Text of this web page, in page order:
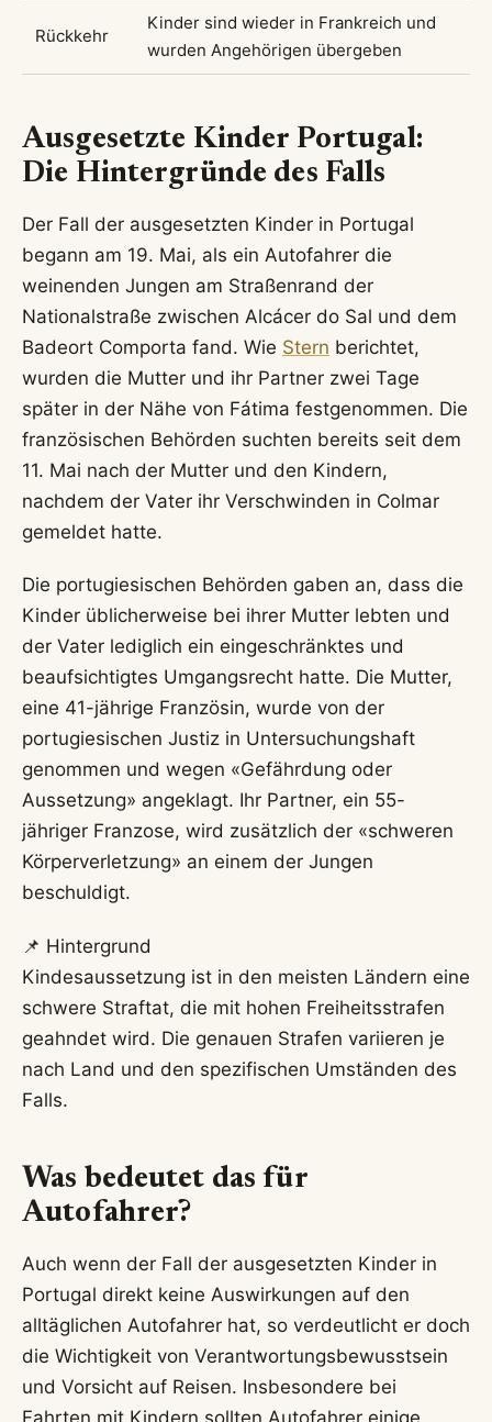
Rückkehr
Kinder sind wieder in Frankreich und
wurden Angehörigen übergeben
Ausgesetzte Kinder Portugal:
Die Hintergründe des Falls
Der Fall der ausgesetzten Kinder in Portugal
begann am 19. Mai, als ein Autofahrer die
weinenden Jungen am Straßenrand der
Nationalstraße zwischen Alcácer do Sal und dem
Badeort Comporta fand. Wie Stern berichtet,
wurden die Mutter und ihr Partner zwei Tage
später in der Nähe von Fátima festgenommen. Die
französischen Behörden suchten bereits seit dem
11. Mai nach der Mutter und den Kindern,
nachdem der Vater ihr Verschwinden in Colmar
gemeldet hatte.
Die portugiesischen Behörden gaben an, dass die
Kinder üblicherweise bei ihrer Mutter lebten und
der Vater lediglich ein eingeschränktes und
beaufsichtigtes Umgangsrecht hatte. Die Mutter,
eine 41-jährige Französin, wurde von der
portugiesischen Justiz in Untersuchungshaft
genommen und wegen «Gefährdung oder
Aussetzung» angeklagt. Ihr Partner, ein 55-
jähriger Franzose, wird zusätzlich der «schweren
Körperverletzung» an einem der Jungen
beschuldigt.
📌 Hintergrund
Kindesaussetzung ist in den meisten Ländern eine
schwere Straftat, die mit hohen Freiheitsstrafen
geahndet wird. Die genauen Strafen variieren je
nach Land und den spezifischen Umständen des
Falls.
Was bedeutet das für
Autofahrer?
Auch wenn der Fall der ausgesetzten Kinder in
Portugal direkt keine Auswirkungen auf den
alltäglichen Autofahrer hat, so verdeutlicht er doch
die Wichtigkeit von Verantwortungsbewusstsein
und Vorsicht auf Reisen. Insbesondere bei
Fahrten mit Kindern sollten Autofahrer einige